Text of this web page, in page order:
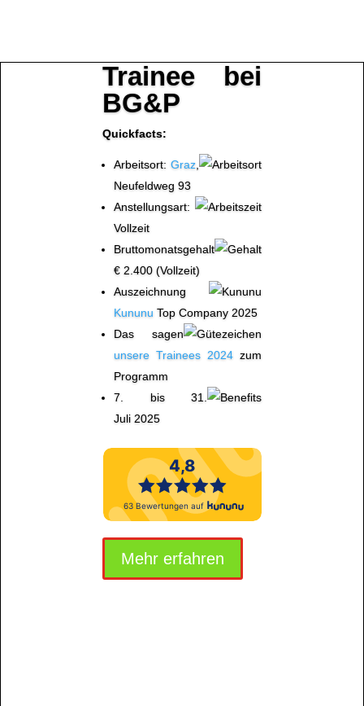
Trainee bei
BG&P
Quickfacts:
Arbeitsort: Graz
Neufeldweg 93
Anstellungsart:
Vollzeit
Bruttomonatsgehalt
€ 2.400 (Vollzeit)
Auszeichnung
Kununu Top Company 2025
Das sagen
unse­re Trainees 2024 zum
Programm
7. bis 31.
Juli 2025
Mehr erfah­ren